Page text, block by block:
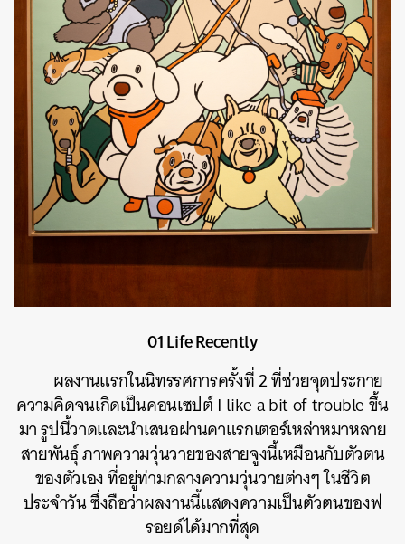
01 Life Recently
ผลงานแรกในนิทรรศการครั้งที่ 2 ที่ช่วยจุดประกาย
ความคิดจนเกิดเป็นคอนเซปต์ I like a bit of trouble ขึ้น
มา รูปนี้วาดและนำเสนอผ่านคาแรกเตอร์เหล่าหมาหลาย
สายพันธ์ุ ภาพความวุ่นวายของสายจูงนี้เหมือนกับตัวตน
ของตัวเอง ที่อยู่ท่ามกลางความวุ่นวายต่างๆ ในชีวิต
ประจำวัน ซึ่งถือว่าผลงานนี้แสดงความเป็นตัวตนของฟ
รอยด์ได้มากที่สุด
ค้นหา
SHARE TWEET LINE EMAIL